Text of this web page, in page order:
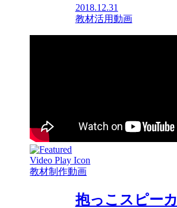
2018.12.31
教材活用動画
教材制作動画
抱っこスピーカ